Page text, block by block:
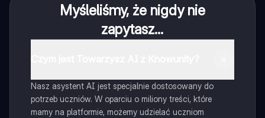
Myśleliśmy, że nigdy nie
zapytasz...
Nasz asystent AI jest specjalnie dostosowany do
potrzeb uczniów. W oparciu o miliony treści, które
mamy na platformie, możemy udzielać uczniom